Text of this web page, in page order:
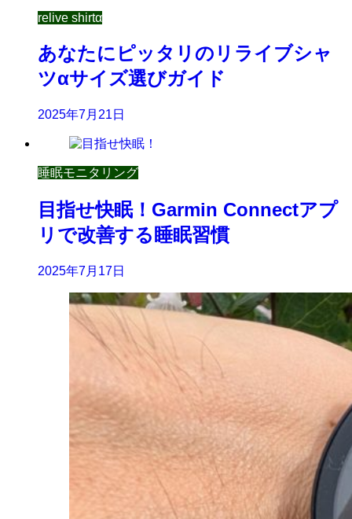
relive shirtα
あなたにピッタリのリライブシャ
ツαサイズ選びガイド
2025年7月21日
睡眠モニタリング
目指せ快眠！Garmin Connectアプ
リで改善する睡眠習慣
2025年7月17日